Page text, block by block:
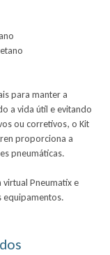
para manter a
a vida útil e evitando
ou corretivos, o Kit
proporciona a
pneumáticas.
Pneumatix e
equipamentos.